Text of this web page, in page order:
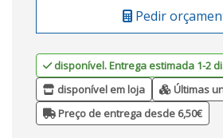
Pedir
disponível. Entrega estimada 1-2
disponível em loja
Últimas
Preço de entrega desde 6,50€